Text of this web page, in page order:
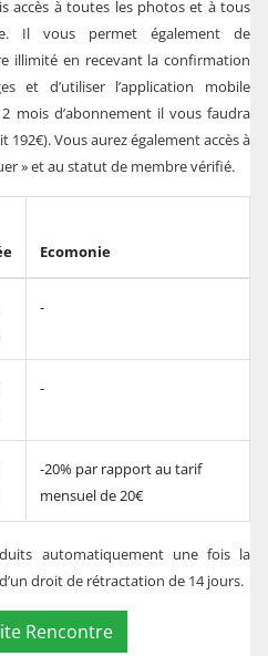
accès à toutes les photos et à tous
Il vous permet également de
illimité en recevant la confirmation
et d’utiliser l’application mobile
mois d’abonnement il vous faudra
192€). Vous aurez également accès à
» et au statut de membre vérifié.
Ecomonie
-
-
-20% par rapport au tarif
mensuel de 20€
automatiquement une fois la
droit de rétractation de 14 jours.
Rencontre